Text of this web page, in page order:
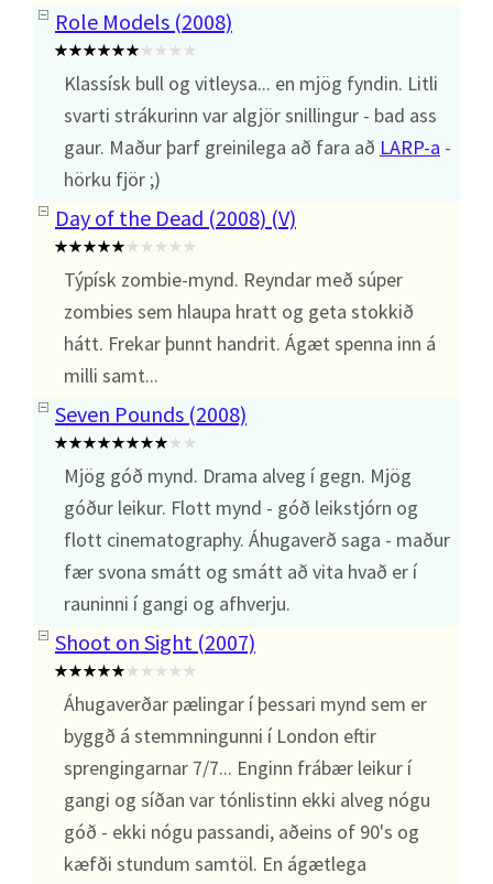
Role Models (2008)
Klassísk bull og vitleysa... en mjög fyndin. Litli
svarti strákurinn var algjör snillingur - bad ass
gaur. Maður þarf greinilega að fara að LARP-a -
hörku fjör ;)
Day of the Dead (2008) (V)
Týpísk zombie-mynd. Reyndar með súper
zombies sem hlaupa hratt og geta stokkið
hátt. Frekar þunnt handrit. Ágæt spenna inn á
milli samt...
Seven Pounds (2008)
Mjög góð mynd. Drama alveg í gegn. Mjög
góður leikur. Flott mynd - góð leikstjórn og
flott cinematography. Áhugaverð saga - maður
fær svona smátt og smátt að vita hvað er í
rauninni í gangi og afhverju.
Shoot on Sight (2007)
Áhugaverðar pælingar í þessari mynd sem er
byggð á stemmningunni í London eftir
sprengingarnar 7/7... Enginn frábær leikur í
gangi og síðan var tónlistinn ekki alveg nógu
góð - ekki nógu passandi, aðeins of 90's og
kæfði stundum samtöl. En ágætlega